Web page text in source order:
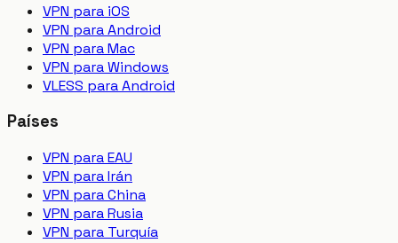
VPN para iOS
VPN para Android
VPN para Mac
VPN para Windows
VLESS para Android
Países
VPN para EAU
VPN para Irán
VPN para China
VPN para Rusia
VPN para Turquía